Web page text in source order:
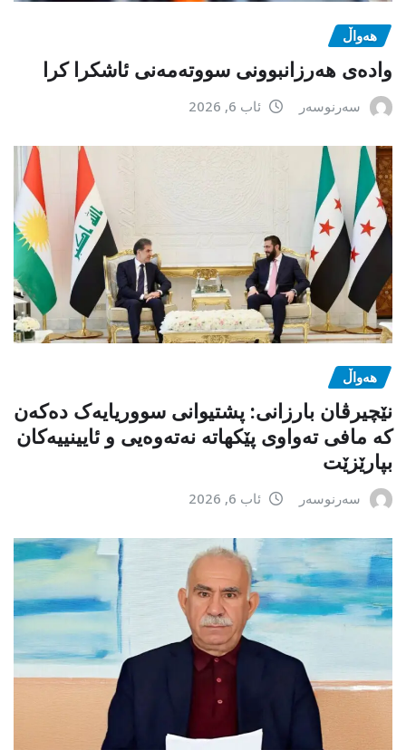
هەواڵ
وادەی هەرزانبوونی سووتەمەنی ئاشکرا کرا
سەرنوسەر ئاب 6, 2026
هەواڵ
نێچیرڤان بارزانی: پشتیوانی سووریایەک دەکەن
کە مافی تەواوی پێکهاتە نەتەوەیی و ئایینییەکان
بپارێزێت
سەرنوسەر ئاب 6, 2026